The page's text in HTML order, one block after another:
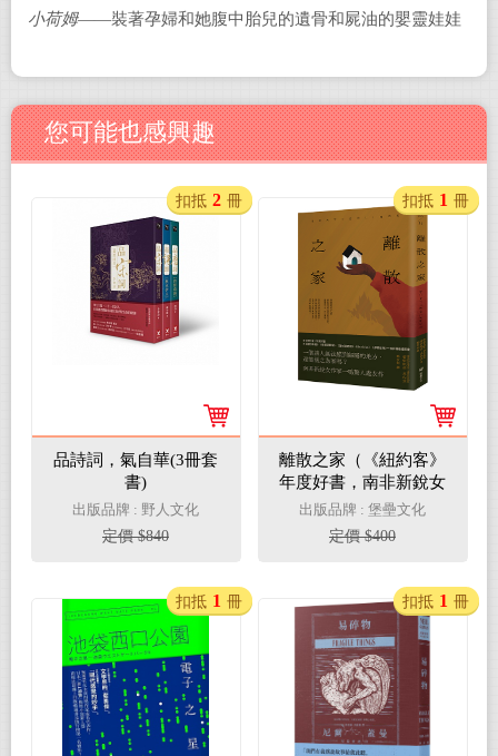
小荷姆——裝著孕婦和她腹中胎兒的遺骨和屍油的嬰靈娃娃
您可能也感興趣
品詩詞，氣自華(3冊套
書)
出版品牌 : 野人文化
定價 $840
扣抵 2 冊
離散之家（《紐約客》
年度好書，南非新銳女
作家一鳴驚人處女作）
出版品牌 : 堡壘文化
定價 $400
扣抵 1 冊
扣抵 1 冊 扣抵 1 冊